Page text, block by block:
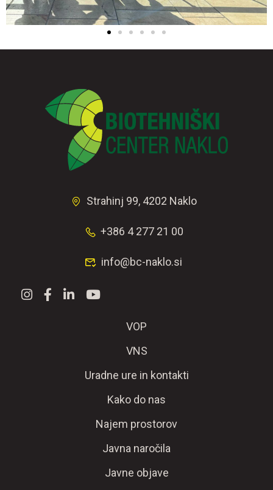
Strahinj 99, 4202 Naklo
+386 4 277 21 00
info@bc-naklo.si
VOP
VNS
Uradne ure in kontakti
Kako do nas
Najem prostorov
Javna naročila
Javne objave